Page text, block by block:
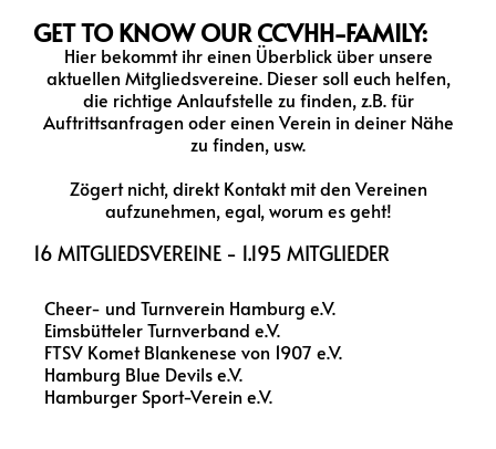
GET TO KNOW OUR CCVHH-FAMILY:
Hier bekommt ihr einen Überblick über unsere
aktuellen Mitgliedsvereine. Dieser soll euch helfen,
die richtige Anlaufstelle zu finden, z.B. für
Auftrittsanfragen oder einen Verein in deiner Nähe
zu finden, usw.
Zögert nicht, direkt Kontakt mit den Vereinen
aufzunehmen, egal, worum es geht!
16 MITGLIEDSVEREINE - 1.195 MITGLIEDER
Cheer- und Turnverein Hamburg e.V.
Eimsbütteler Turnverband e.V.
FTSV Komet Blankenese von 1907 e.V.
Hamburg Blue Devils e.V.
Hamburger Sport-Verein e.V.